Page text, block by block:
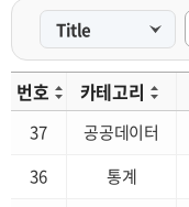
번호 카테고리
37 공공데이터
36
통계